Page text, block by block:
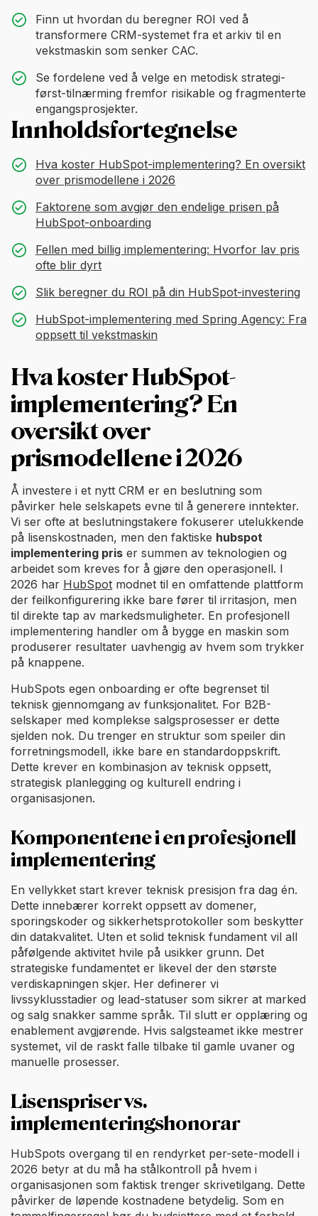
Finn ut hvordan du beregner ROI ved å
transformere CRM-systemet fra et arkiv til en
vekstmaskin som senker CAC.
Se fordelene ved å velge en metodisk strategi-
først-tilnærming fremfor risikable og fragmenterte
engangsprosjekter.
Innholdsfortegnelse
Hva koster HubSpot-implementering? En oversikt
over prismodellene i 2026
Faktorene som avgjør den endelige prisen på
HubSpot-onboarding
Fellen med billig implementering: Hvorfor lav pris
ofte blir dyrt
Slik beregner du ROI på din HubSpot-investering
HubSpot-implementering med Spring Agency: Fra
oppsett til vekstmaskin
Hva koster HubSpot-
implementering? En
oversikt over
prismodellene i 2026
Å investere i et nytt CRM er en beslutning som
påvirker hele selskapets evne til å generere inntekter.
Vi ser ofte at beslutningstakere fokuserer utelukkende
på lisenskostnaden, men den faktiske hubspot
implementering pris er summen av teknologien og
arbeidet som kreves for å gjøre den operasjonell. I
2026 har HubSpot modnet til en omfattende plattform
der feilkonfigurering ikke bare fører til irritasjon, men
til direkte tap av markedsmuligheter. En profesjonell
implementering handler om å bygge en maskin som
produserer resultater uavhengig av hvem som trykker
på knappene.
HubSpots egen onboarding er ofte begrenset til
teknisk gjennomgang av funksjonalitet. For B2B-
selskaper med komplekse salgsprosesser er dette
sjelden nok. Du trenger en struktur som speiler din
forretningsmodell, ikke bare en standardoppskrift.
Dette krever en kombinasjon av teknisk oppsett,
strategisk planlegging og kulturell endring i
organisasjonen.
Komponentene i en profesjonell
implementering
En vellykket start krever teknisk presisjon fra dag én.
Dette innebærer korrekt oppsett av domener,
sporingskoder og sikkerhetsprotokoller som beskytter
din datakvalitet. Uten et solid teknisk fundament vil all
påfølgende aktivitet hvile på usikker grunn. Det
strategiske fundamentet er likevel der den største
verdiskapningen skjer. Her definerer vi
livssyklusstadier og lead-statuser som sikrer at marked
og salg snakker samme språk. Til slutt er opplæring og
enablement avgjørende. Hvis salgsteamet ikke mestrer
systemet, vil de raskt falle tilbake til gamle uvaner og
manuelle prosesser.
Lisenspriser vs.
implementeringshonorar
HubSpots overgang til en rendyrket per-sete-modell i
2026 betyr at du må ha stålkontroll på hvem i
organisasjonen som faktisk trenger skrivetilgang. Dette
påvirker de løpende kostnadene betydelig. Som en